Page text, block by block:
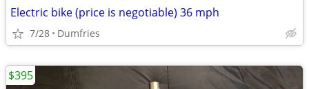
Electric bike (price is negotiable) 36 mph
7/28 Dumfries
$395